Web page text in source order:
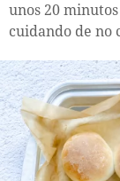
unos 20
cuidando de no